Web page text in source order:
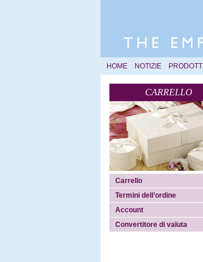
HOME NOTIZIE PRODOTTI
CARRELLO
Carrello
Termini dell’ordine
Account
Convertitore di valuta